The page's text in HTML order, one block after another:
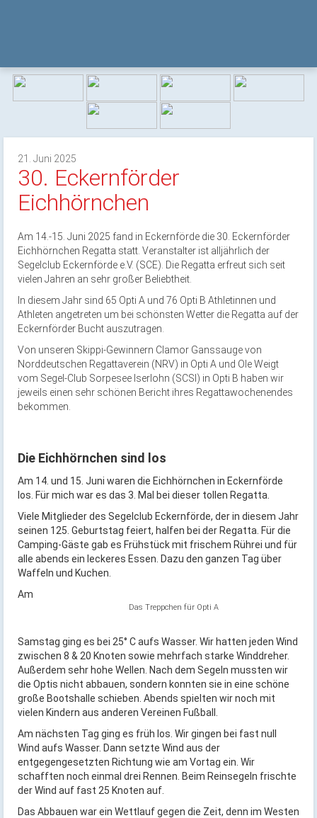
21. Juni 2025
30. Eckernförder
Eichhörnchen
Am 14.-15. Juni 2025 fand in Eckernförde die 30. Eckernförder
Eichhörnchen Regatta statt. Veranstalter ist alljährlich der
Segelclub Eckernförde e.V. (SCE). Die Regatta erfreut sich seit
vielen Jahren an sehr großer Beliebtheit.
In diesem Jahr sind 65 Opti A und 76 Opti B Athletinnen und
Athleten angetreten um bei schönsten Wetter die Regatta auf der
Eckernförder Bucht auszutragen.
Von unseren Skippi-Gewinnern Clamor Ganssauge von
Norddeutschen Regattaverein (NRV) in Opti A und Ole Weigt
vom Segel-Club Sorpesee Iserlohn (SCSI) in Opti B haben wir
jeweils einen sehr schönen Bericht ihres Regattawochenendes
bekommen.
Die Eichhörnchen sind los
Am 14. und 15. Juni waren die Eichhörnchen in Eckernförde
los. Für mich war es das 3. Mal bei dieser tollen Regatta.
Viele Mitglieder des Segelclub Eckernförde, der in diesem Jahr
seinen 125. Geburtstag feiert, halfen bei der Regatta. Für die
Camping-Gäste gab es Frühstück mit frischem Rührei und für
alle abends ein leckeres Essen. Dazu den ganzen Tag über
Waffeln und Kuchen.
Das Treppchen für Opti A
Am
Samstag ging es bei 25° C aufs Wasser. Wir hatten jeden Wind
zwischen 8 & 20 Knoten sowie mehrfach starke Winddreher.
Außerdem sehr hohe Wellen. Nach dem Segeln mussten wir
die Optis nicht abbauen, sondern konnten sie in eine schöne
große Bootshalle schieben. Abends spielten wir noch mit
vielen Kindern aus anderen Vereinen Fußball.
Am nächsten Tag ging es früh los. Wir gingen bei fast null
Wind aufs Wasser. Dann setzte Wind aus der
entgegengesetzten Richtung wie am Vortag ein. Wir
schafften noch einmal drei Rennen. Beim Reinsegeln frischte
der Wind auf fast 25 Knoten auf.
Das Abbauen war ein Wettlauf gegen die Zeit, denn im Westen